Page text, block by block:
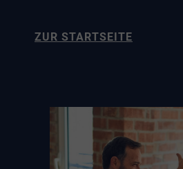
ZUR STARTSEITE